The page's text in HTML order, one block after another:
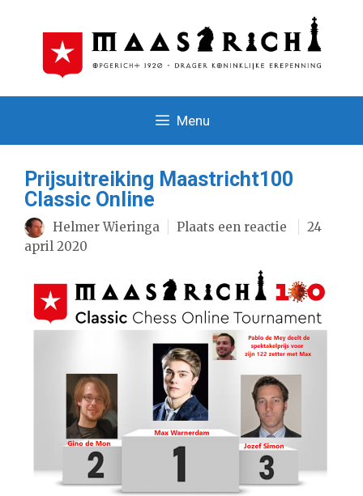
Menu
Prijsuitreiking Maastricht100
Classic Online
Helmer Wieringa Plaats een reactie
24
april 2020